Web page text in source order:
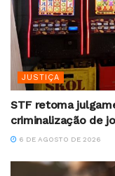
JUSTIÇA
STF retoma
criminalização de
6 DE AGOSTO DE 2026